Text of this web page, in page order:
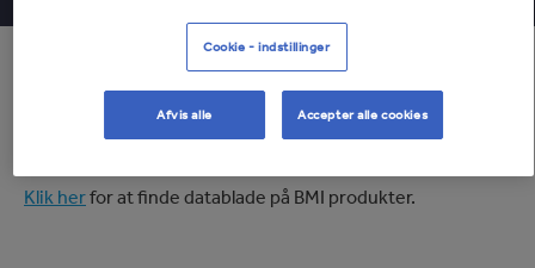
Datablade
Klik herfor at finde datablade på BMI produkter.
Cookie - indstillinger
Afvis alle Accepter alle cookies